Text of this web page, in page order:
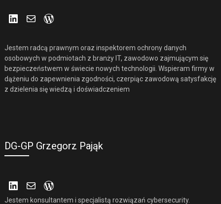
LinkedIn
Mail
Jestem radcą prawnym oraz inspektorem ochrony danych
osobowych w podmiotach z branży IT, zawodowo zajmującym się
bezpieczeństwem w świecie nowych technologii. Wspieram firmy w
dążeniu do zapewnienia zgodności, czerpiąc zawodową satysfakcję
z dzielenia się wiedzą i doświadczeniem
DG-GP Grzegorz Pająk
LinkedIn
Mail
Jestem konsultantem i specjalistą rozwiązań cybersecurity.